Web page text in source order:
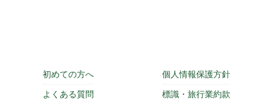
初めての方へ
よくある質問
個人情報保護方針
標識・旅行業約款